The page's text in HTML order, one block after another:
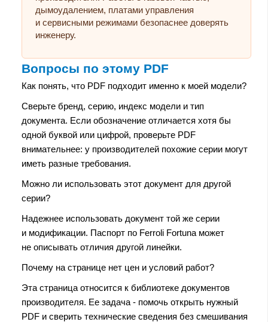
дымоудалением, платами управления
и сервисными режимами безопаснее доверять
инженеру.
Вопросы по этому PDF
Как понять, что PDF подходит именно к моей модели?
Сверьте бренд, серию, индекс модели и тип
документа. Если обозначение отличается хотя бы
одной буквой или цифрой, проверьте PDF
внимательнее: у производителей похожие серии могут
иметь разные требования.
Можно ли использовать этот документ для другой
серии?
Надежнее использовать документ той же серии
и модификации. Паспорт по Ferroli Fortuna может
не описывать отличия другой линейки.
Почему на странице нет цен и условий работ?
Эта страница относится к библиотеке документов
производителя. Ее задача - помочь открыть нужный
PDF и сверить технические сведения без смешивания